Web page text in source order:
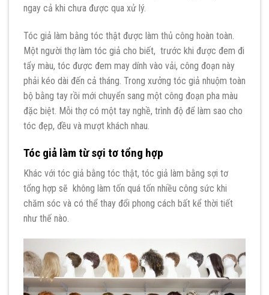
ngay cả khi chưa được qua xử lý.
Tóc giả làm bằng tóc thật được làm thủ công hoàn toàn.
Một người thợ làm tóc giả cho biết, trước khi được đem đi
tẩy màu, tóc được đem may dính vào vải, công đoạn này
phải kéo dài đến cả tháng. Trong xưởng tóc giả nhuộm toàn
bộ bằng tay rồi mới chuyển sang một công đoạn pha màu
đặc biệt. Mỗi thợ có một tay nghề, trình độ để làm sao cho
tóc đẹp, đều và mượt khách nhau.
Tóc giả làm từ sợi tơ tổng hợp
Khác với tóc giả bằng tóc thật, tóc giả làm bằng sợi tơ
tổng hợp sẽ không làm tốn quá tốn nhiều công sức khi
chăm sóc và có thể thay đổi phong cách bất kể thời tiết
như thế nào.